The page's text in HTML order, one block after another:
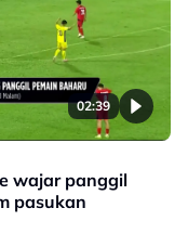
02:39
wajar panggil
pasukan